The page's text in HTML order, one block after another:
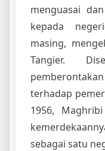
menguasai
kepada
masing,
Tangier.
terhadap
1956,
sebagai satu